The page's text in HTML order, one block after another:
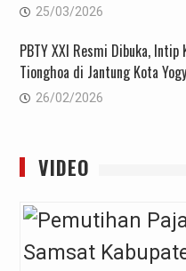
25/03/2026
PBTY XXI Resmi Dibuka,
Tionghoa di Jantung Kota
26/02/2026
VIDEO